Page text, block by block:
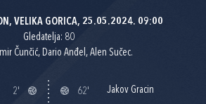
VELIKA GORICA, 25.05.2024. 09:00
Gledatelja: 80
Čunčić, Dario Anđel, Alen Sučec.
2'
62' Jakov Gracin